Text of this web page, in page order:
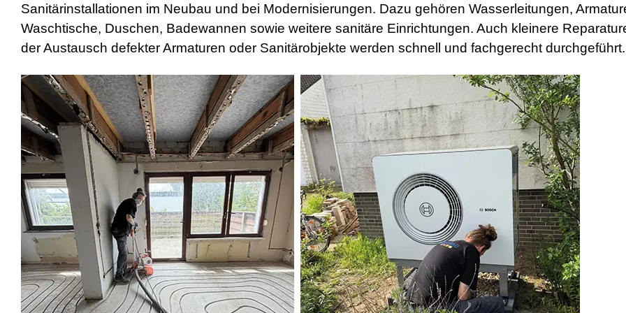
Sanitärinstallationen im Neubau und bei Modernisierungen. Dazu gehören Wasserleitungen,
Waschtische, Duschen, Badewannen sowie weitere sanitäre Einrichtungen. Auch kleinere
der Austausch defekter Armaturen oder Sanitärobjekte werden schnell und fachgerecht durchgeführt.